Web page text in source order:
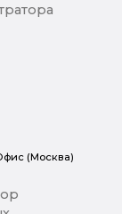
(Москва)